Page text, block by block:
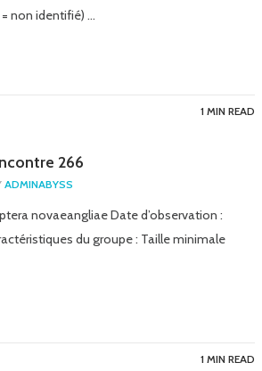
non identifié) …
1 MIN READ
266
ADMINABYSS
novaeangliae Date d’observation :
du groupe : Taille minimale
1 MIN READ